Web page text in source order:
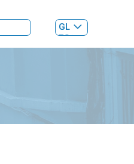
GL
ES|